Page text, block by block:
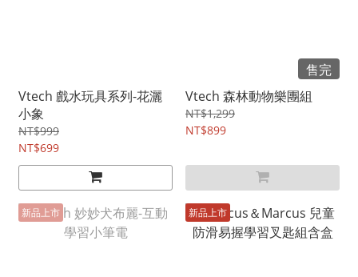
Vtech 戲水玩具系列-花灑
小象
NT$999
NT$699
售完
Vtech 森林動物樂團組
NT$1,299
NT$899
新品上市 新品上市